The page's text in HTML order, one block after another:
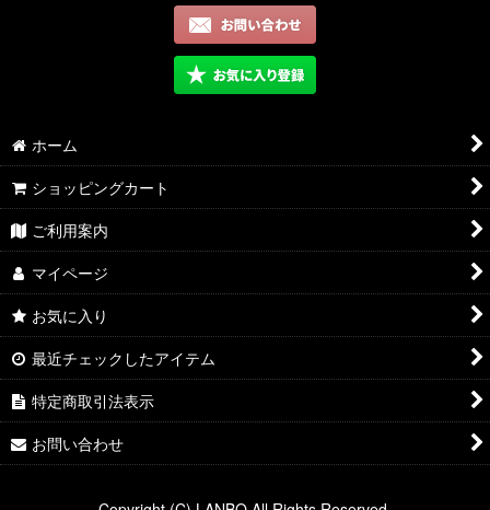
ホーム
ショッピングカート
ご利用案内
マイページ
お気に入り
最近チェックしたアイテム
特定商取引法表示
お問い合わせ